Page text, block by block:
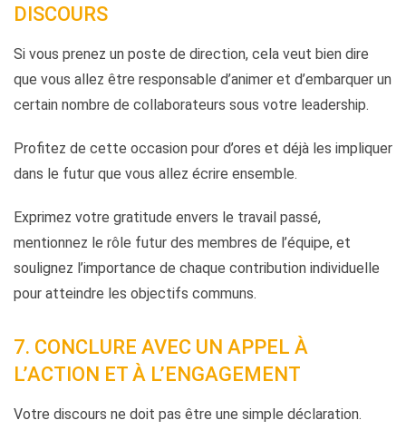
DISCOURS
Si vous prenez un poste de direction, cela veut bien dire
que vous allez être responsable d’animer et d’embarquer un
certain nombre de collaborateurs sous votre leadership.
Profitez de cette occasion pour d’ores et déjà les impliquer
dans le futur que vous allez écrire ensemble.
Exprimez votre gratitude envers le travail passé,
mentionnez le rôle futur des membres de l’équipe, et
soulignez l’importance de chaque contribution individuelle
pour atteindre les objectifs communs.
7. CONCLURE AVEC UN APPEL À
L’ACTION ET À L’ENGAGEMENT
Votre discours ne doit pas être une simple déclaration.